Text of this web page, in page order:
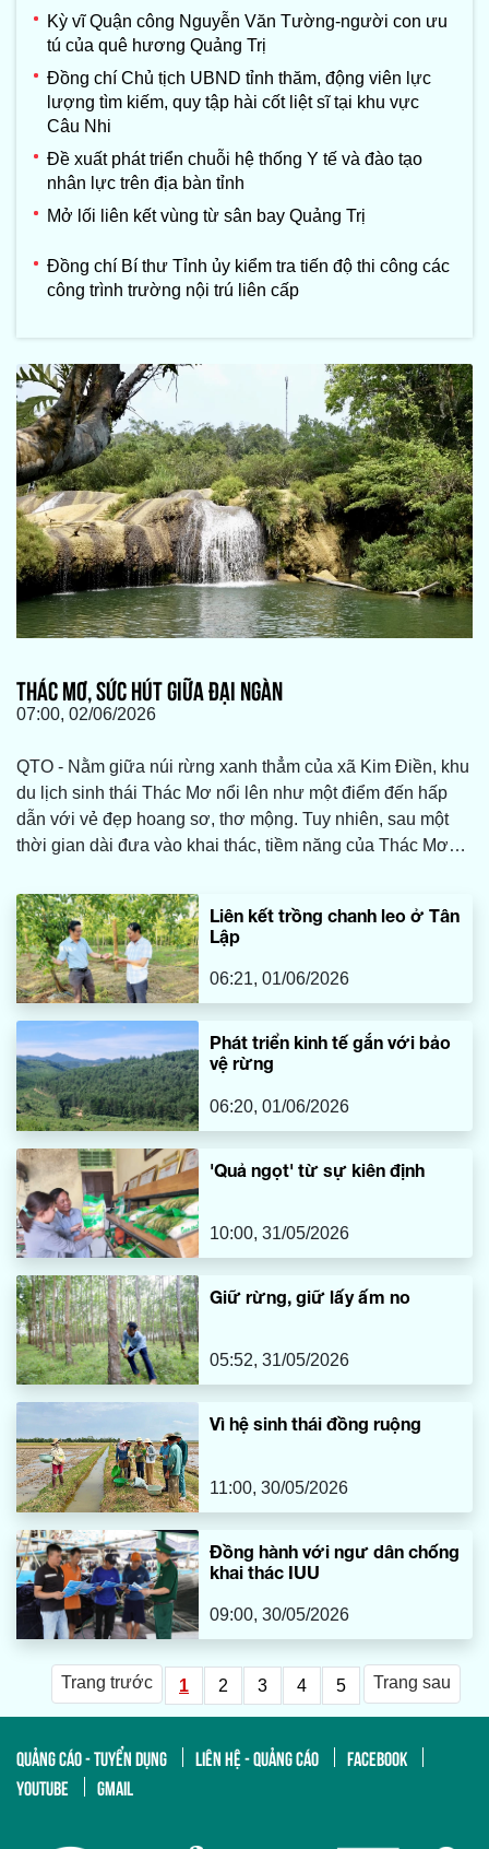
Kỳ vĩ Quận công Nguyễn Văn Tường-người con ưu
tú của quê hương Quảng Trị
Đồng chí Chủ tịch UBND tỉnh thăm, động viên lực
lượng tìm kiếm, quy tập hài cốt liệt sĩ tại khu vực
Câu Nhi
Đề xuất phát triển chuỗi hệ thống Y tế và đào tạo
nhân lực trên địa bàn tỉnh
Mở lối liên kết vùng từ sân bay Quảng Trị
Đồng chí Bí thư Tỉnh ủy kiểm tra tiến độ thi công các
công trình trường nội trú liên cấp
THÁC MƠ, SỨC HÚT GIỮA ĐẠI NGÀN
07:00, 02/06/2026
QTO - Nằm giữa núi rừng xanh thẳm của xã Kim Điền, khu
du lịch sinh thái Thác Mơ nổi lên như một điểm đến hấp
dẫn với vẻ đẹp hoang sơ, thơ mộng. Tuy nhiên, sau một
thời gian dài đưa vào khai thác, tiềm năng của Thác Mơ
điểm đến xứng tầm trên bản đồ du lịch địa phương.
Liên kết trồng chanh leo ở Tân
Lập
06:21, 01/06/2026
Phát triển kinh tế gắn với bảo
vệ rừng
06:20, 01/06/2026
'Quả ngọt' từ sự kiên định
10:00, 31/05/2026
Giữ rừng, giữ lấy ấm no
05:52, 31/05/2026
Vì hệ sinh thái đồng ruộng
11:00, 30/05/2026
Đồng hành với ngư dân chống
khai thác IUU
09:00, 30/05/2026
Trang trước 1 2 3 4 5 Trang sau
QUẢNG CÁO - TUYỂN DỤNG LIÊN HỆ - QUẢNG CÁO
FACEBOOK
YOUTUBE
GMAIL